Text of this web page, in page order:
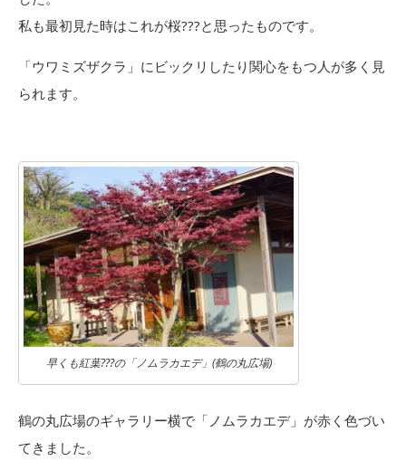
私も最初見た時はこれが桜???と思ったものです。
「ウワミズザクラ」にビックリしたり関心をもつ人が多く見
られます。
早くも紅葉???の「ノムラカエデ」(鶴の丸広場)
鶴の丸広場のギャラリー横で「ノムラカエデ」が赤く色づい
てきました。